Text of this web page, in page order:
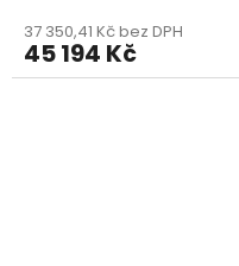
37 350,41 Kč bez DPH
45 194 Kč